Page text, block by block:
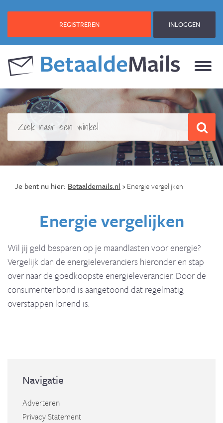
REGISTREREN INLOGGEN
Je bent nu hier: Betaaldemails.nl › Energie vergelijken
Energie vergelijken
Wil jij geld besparen op je maandlasten voor energie?
Vergelijk dan de energieleveranciers hieronder en stap
over naar de goedkoopste energieleverancier. Door de
consumentenbond is aangetoond dat regelmatig
overstappen lonend is.
Navigatie
Adverteren
Privacy Statement